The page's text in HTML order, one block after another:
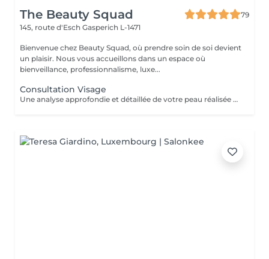
The Beauty Squad
79
145, route d'Esch Gasperich L-1471
Bienvenue chez Beauty Squad, où prendre soin de soi devient
un plaisir. Nous vous accueillons dans un espace où
bienveillance, professionnalisme, luxe...
Consultation Visage
Une analyse approfondie et détaillée de votre peau réalisée grâce à la technologie Eve M afin de vous assurer un traitement sur mesure.